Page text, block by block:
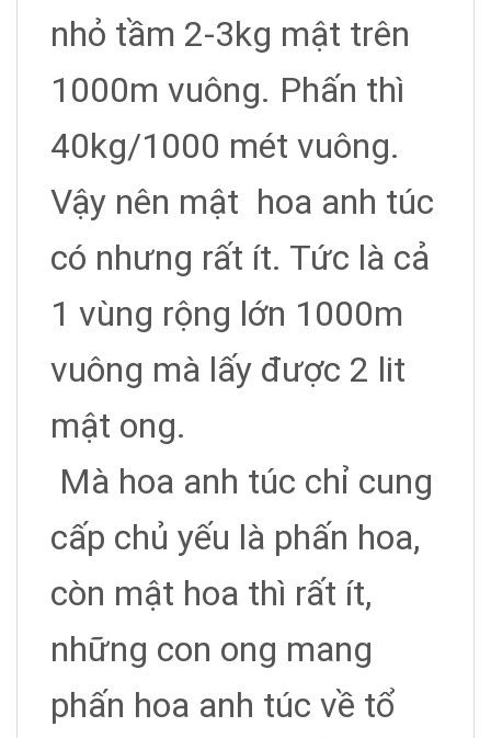
nhỏ tầm 2-3kg mật trên
1000m vuông. Phấn thì
40kg/1000 mét vuông.
Vậy nên mật hoa anh túc
có nhưng rất ít. Tức là cả
1 vùng rộng lớn 1000m
vuông mà lấy được 2 lit
mật ong.
Mà hoa anh túc chỉ cung
cấp chủ yếu là phấn hoa,
còn mật hoa thì rất ít,
những con ong mang
phấn hoa anh túc về tổ